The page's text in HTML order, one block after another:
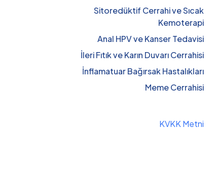
Sitoredüktif Cerrahi ve Sıcak
Kemoterapi
Anal HPV ve Kanser Tedavisi
İleri Fıtık ve Karın Duvarı Cerrahisi
İnflamatuar Bağırsak Hastalıkları
Meme Cerrahisi
KVKK Metni